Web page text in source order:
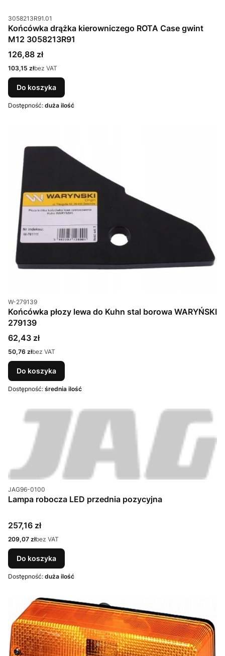
Kod produktu
3058213R91.01
Końcówka drążka kierowniczego ROTA Case gwint
M12 3058213R91
Cena
126,88 zł
Cena
103,15 złbez VAT
Do koszyka
Dostępność: duża ilość
Kod produktu
W-279139
Końcówka płozy lewa do Kuhn stal borowa WARYŃSKI
279139
Cena
62,43 zł
Cena
50,76 złbez VAT
Do koszyka
Dostępność: średnia ilość
Kod produktu
JAG96-0100
Lampa robocza LED przednia pozycyjna
Cena
257,16 zł
Cena
209,07 złbez VAT
Do koszyka
Dostępność: duża ilość